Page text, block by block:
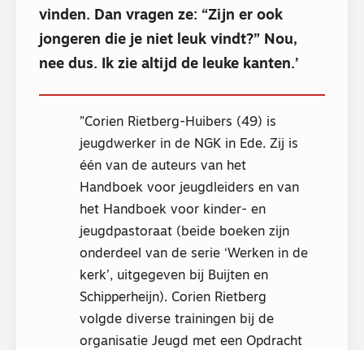
vinden. Dan vragen ze: “Zijn er ook
jongeren die je niet leuk vindt?” Nou,
nee dus. Ik zie altijd de leuke kanten.’
Corien Rietberg-Huibers (49) is
jeugdwerker in de NGK in Ede. Zij is
één van de auteurs van het
Handboek voor jeugdleiders en van
het Handboek voor kinder- en
jeugdpastoraat (beide boeken zijn
onderdeel van de serie ‘Werken in de
kerk’, uitgegeven bij Buijten en
Schipperheijn). Corien Rietberg
volgde diverse trainingen bij de
organisatie Jeugd met een Opdracht